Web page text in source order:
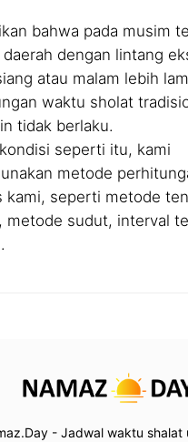
bahwa pada musim
daerah dengan lintang
atau malam lebih
waktu sholat
tidak berlaku.
seperti itu, kami
metode
kami, seperti metode
metode sudut, interval
- Jadwal waktu shalat